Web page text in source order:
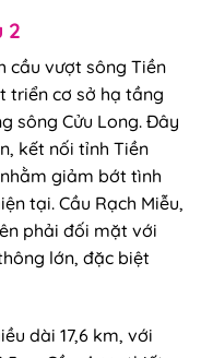
2
cầu vượt sông Tiền
triển cơ sở hạ tầng
sông Cửu Long. Đây
kết nối tỉnh Tiền
giảm bớt tình
tại. Cầu Rạch Miễu,
phải đối mặt với
lớn, đặc biệt
dài 17,6 km, với